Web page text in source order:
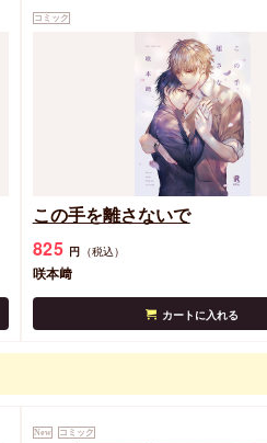
コミック
この手を離さないで
825 円 （税込）
咲本﨑
カートに入れる
New コミック